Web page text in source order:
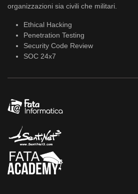
organizzazioni sia civili che militari.
Ethical Hacking
Penetration Testing
Security Code Review
SOC 24x7